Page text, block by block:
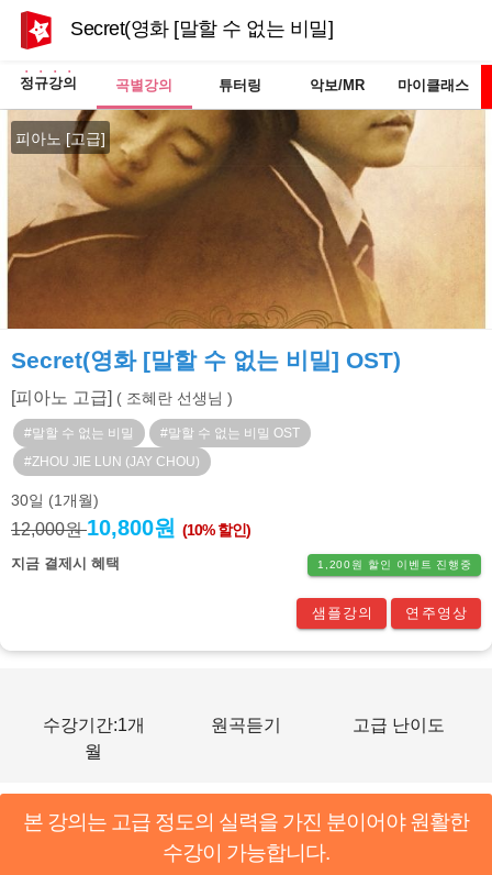
Secret(영화 [말할 수 없는 비밀] OST)
정규강의 곡별강의 튜터링 악보/MR 마이클래스
피아노 [고급]
Secret(영화 [말할 수 없는 비밀] OST)
[피아노 고급] ( 조혜란 선생님 )
#말할 수 없는 비밀
#말할 수 없는 비밀 OST
#ZHOU JIE LUN (JAY CHOU)
30일 (1개월)
12,000원10,800원 (10% 할인)
지금 결제시 혜택 1,200원 할인 이벤트 진행중
샘플강의 연주영상
수강기간:1개
월
원곡듣기 고급 난이도
본 강의는 고급 정도의 실력을 가진 분이어야 원활한
수강이 가능합니다.